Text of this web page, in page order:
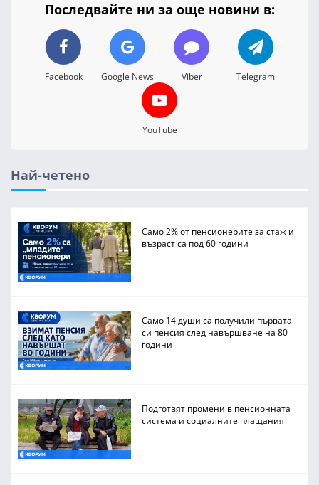
Последвайте ни за още новини в:
Facebook Google News Viber Telegram
YouTube
Най-четено
Само 2% от пенсионерите за стаж и
възраст са под 60 години
Само 14 души са получили първата
си пенсия след навършване на 80
години
Подготвят промени в пенсионната
система и социалните плащания